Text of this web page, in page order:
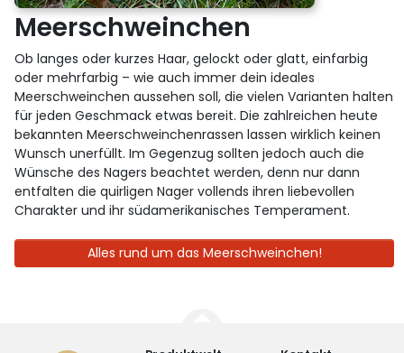
Meerschweinchen
Ob langes oder kurzes Haar, gelockt oder glatt, einfarbig
oder mehrfarbig – wie auch immer dein ideales
Meerschweinchen aussehen soll, die vielen Varianten halten
für jeden Geschmack etwas bereit. Die zahlreichen heute
bekannten Meerschweinchenrassen lassen wirklich keinen
Wunsch unerfüllt. Im Gegenzug sollten jedoch auch die
Wünsche des Nagers beachtet werden, denn nur dann
entfalten die quirligen Nager vollends ihren liebevollen
Charakter und ihr südamerikanisches Temperament.
Alles rund um das Meerschweinchen!